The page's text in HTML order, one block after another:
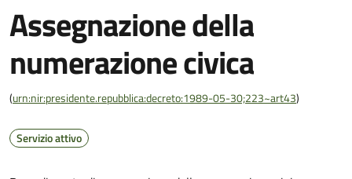
Assegnazione della
numerazione civica
(urn:nir:presidente.repubblica:decreto:1989-05-30;223~art43)
Servizio attivo